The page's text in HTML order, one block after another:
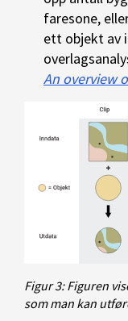
faresone,
ett objekt av
An overview
Figur 3: Figuren
som man kan